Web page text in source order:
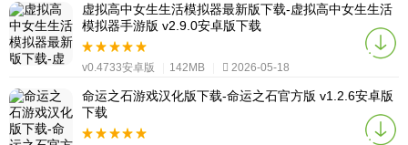
虚拟高中女生生活模拟器最新版下载-虚拟高中女生生活
模拟器手游版 v2.9.0安卓版下载
v0.4733安卓版 142MB 2026-05-18
命运之石游戏汉化版下载-命运之石官方版 v1.2.6安卓版
下载